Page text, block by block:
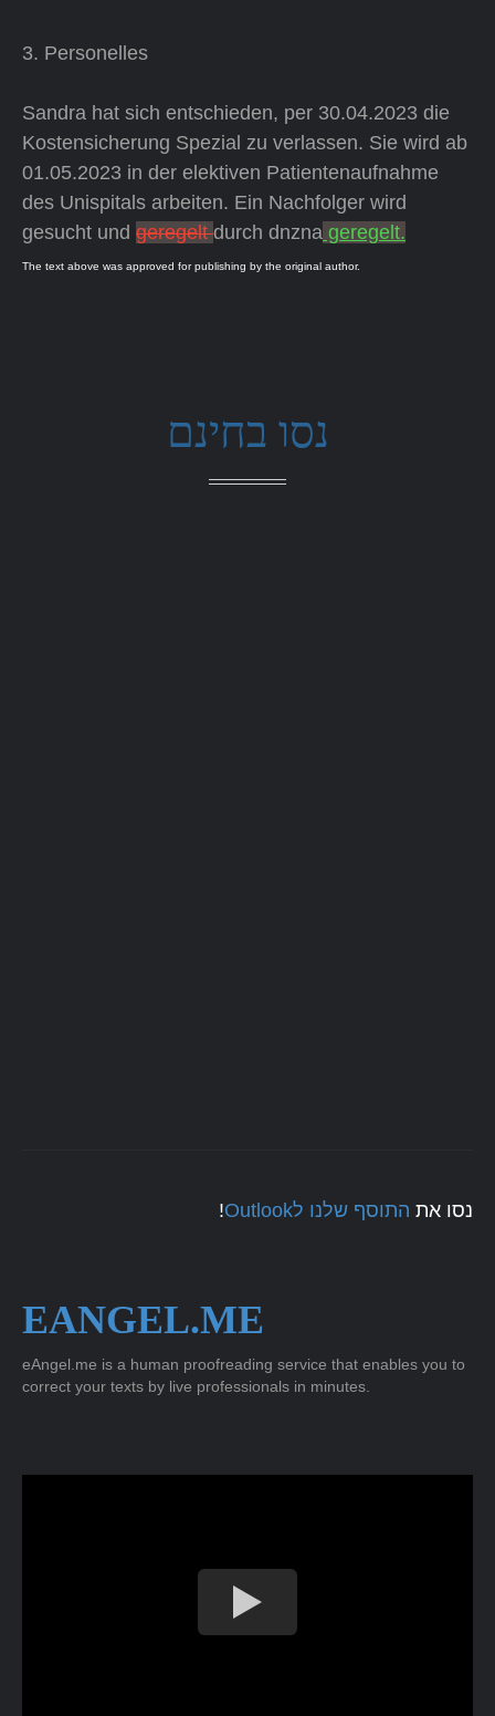
3. Personelles
Sandra hat sich entschieden, per 30.04.2023 die
Kostensicherung Spezial zu verlassen. Sie wird ab
01.05.2023 in der elektiven Patientenaufnahme
des Unispitals arbeiten. Ein Nachfolger wird
gesucht und geregeltdurch dnzna geregelt.
The text above was approved for publishing by the original author.
נסו בחינם
נסו את התוסף שלנו לOutlook !
EANGEL.ME
eAngel.me is a human proofreading service that enables you to
correct your texts by live professionals in minutes.